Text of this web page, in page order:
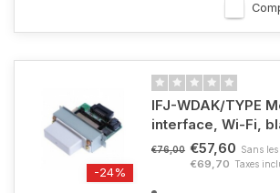
-24%
IFJ-WDAK/TYPE
interface, Wi-Fi,
€76,00 €57,60 Sans les
€69,70 Taxes